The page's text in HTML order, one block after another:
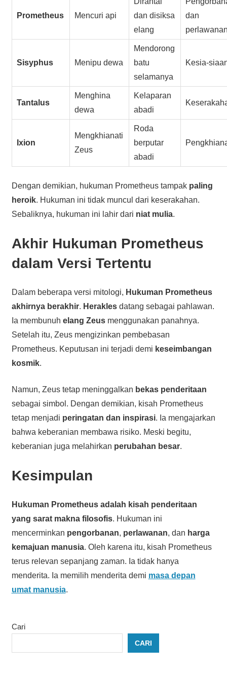
Prometheus Mencuri api
dan disiksa
elang
dan
Sisyphus Menipu dewa
Mendorong
batu
selamanya
Kesia-
Tantalus
Menghina
dewa
Kelaparan
abadi
Ixion
Mengkhianati
Zeus
Roda
berputar
abadi
Dengan demikian, hukuman Prometheus tampak paling
heroik. Hukuman ini tidak muncul dari keserakahan.
Sebaliknya, hukuman ini lahir dari niat mulia.
Akhir Hukuman Prometheus
dalam Versi Tertentu
Dalam beberapa versi mitologi, Hukuman Prometheus
akhirnya berakhir. Heraklesdatang sebagai pahlawan.
Ia membunuh elang Zeusmenggunakan panahnya.
Setelah itu, Zeus mengizinkan pembebasan
Prometheus. Keputusan ini terjadi demi keseimbangan
kosmik.
Namun, Zeus tetap meninggalkan bekas penderitaan
sebagai simbol. Dengan demikian, kisah Prometheus
tetap menjadi peringatan dan inspirasi. Ia mengajarkan
bahwa keberanian membawa risiko. Meski begitu,
keberanian juga melahirkan perubahan besar.
Kesimpulan
Hukuman Prometheus adalah kisah penderitaan
yang sarat makna filosofis. Hukuman ini
mencerminkan pengorbanan, perlawanan, dan harga
kemajuan manusia. Oleh karena itu, kisah Prometheus
terus relevan sepanjang zaman. Ia tidak hanya
menderita. Ia memilih menderita demi masa depan
umat manusia.
Cari
CARI